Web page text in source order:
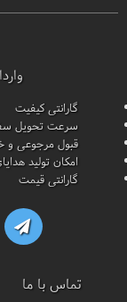
گارانتی کیفیت
سرعت تحویل
قبول مرجوعی و
امکان تولید
گارانتی قیمت
تماس با ما